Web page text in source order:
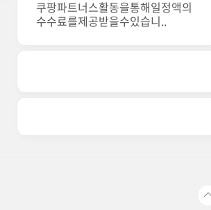
쿠팡파트너스활동을통해일정액의
수수료를제공받을수있습니..